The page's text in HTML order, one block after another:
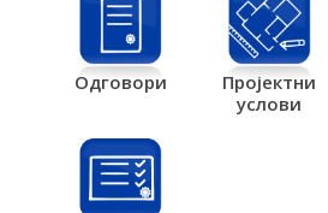
Одговори
Пројектни
услови